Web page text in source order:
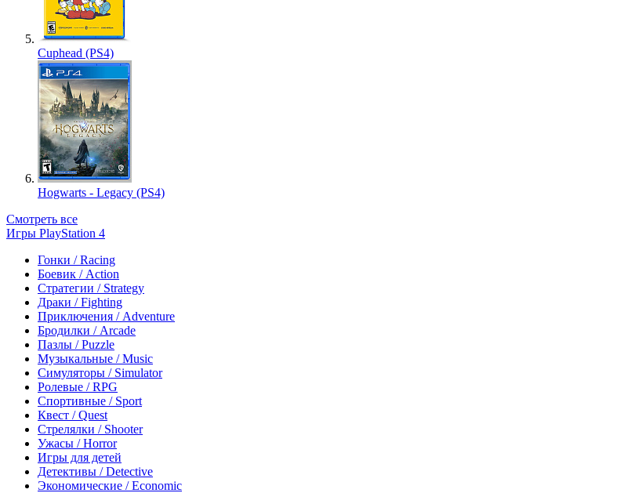
Cuphead (PS4)
Hogwarts - Legacy (PS4)
Смотреть все
Игры PlayStation 4
Гонки / Racing
Боевик / Action
Стратегии / Strategy
Драки / Fighting
Приключения / Adventure
Бродилки / Arcade
Пазлы / Puzzle
Музыкальные / Music
Симуляторы / Simulator
Ролевые / RPG
Спортивные / Sport
Квест / Quest
Стрелялки / Shooter
Ужасы / Horror
Игры для детей
Детективы / Detective
Экономические / Economic